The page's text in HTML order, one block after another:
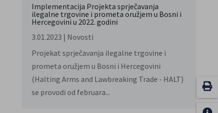
Implementacija Projekta sprječavanja
ilegalne trgovine i prometa oružjem u Bosni i
Hercegovini u 2022. godini
3.01.2023 | Novosti
Projekat sprječavanja ilegalne trgovine i
prometa oružjem u Bosni i Hercegovini
(Halting Arms and Lawbreaking Trade - HALT)
se provodi od februara...